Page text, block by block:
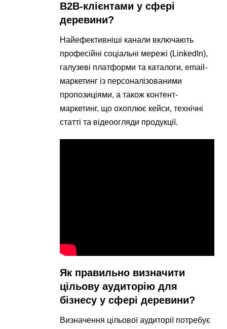
B2B-клієнтами у сфері
деревини?
Найефективніші канали включають
професійні соціальні мережі (LinkedIn),
галузеві платформи та каталоги, email-
маркетинг із персоналізованими
пропозиціями, а також контент-
маркетинг, що охоплює кейси, технічні
статті та відеоогляди продукції.
Як правильно визначити
цільову аудиторію для
бізнесу у сфері деревини?
Визначення цільової аудиторії потребує